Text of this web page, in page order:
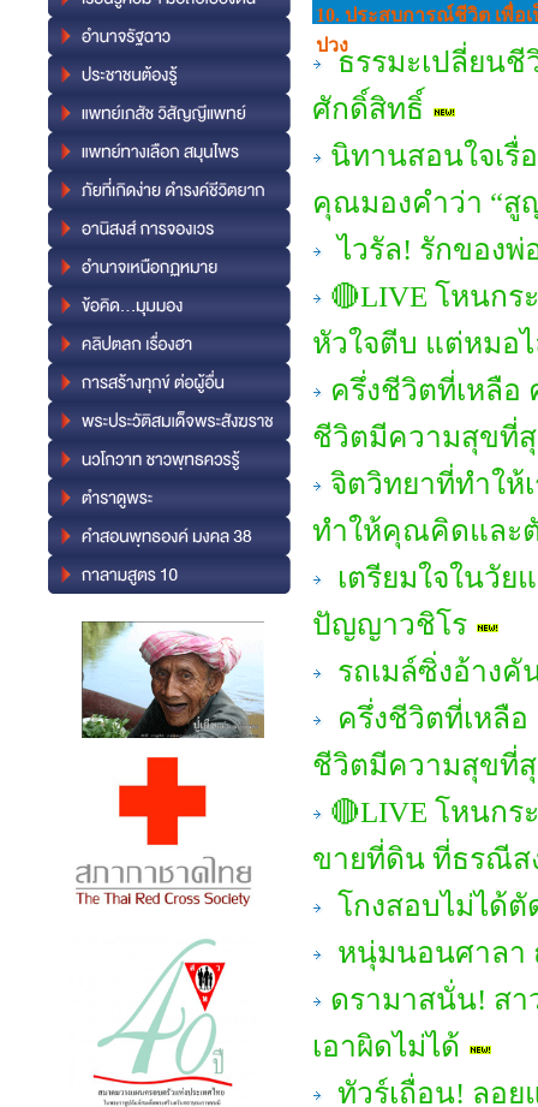
10. ประสบการณ์ชีวิต เพื่อ
ปวง
ธรรมะเปลี่ยนชี
ศักดิ์สิทธิ์
นิทานสอนใจเรื่
คุณมองคำว่า “สู
ไวรัล! รักของพ่
🔴LIVE โหนกร
หัวใจตีบ แต่หมอ
ครึ่งชีวิตที่เหลือ
ชีวิตมีความสุขที่
จิตวิทยาที่ทำให้
ทำให้คุณคิดและ
เตรียมใจในวั
ปัญญาวชิโร
รถเมล์ซิ่งอ้างคั
ครึ่งชีวิตที่เหลือ
ชีวิตมีความสุขที่
🔴LIVE โหนก
ขายที่ดิน ที่ธรณีส
โกงสอบไม่ได้
หนุ่มนอนศาลา
ดรามาสนั่น! สา
เอาผิดไม่ได้
ทัวร์เถื่อน! ลอ